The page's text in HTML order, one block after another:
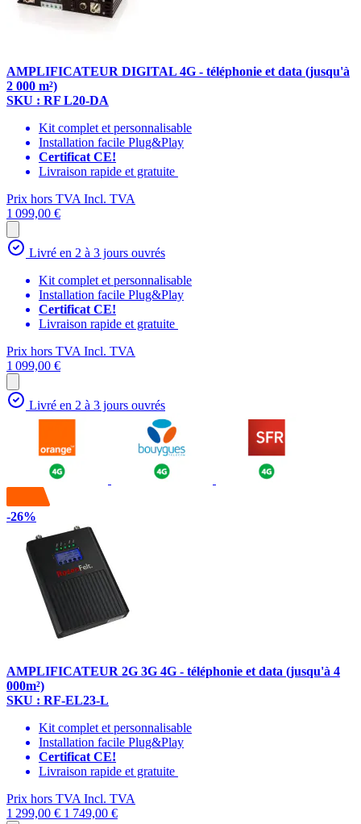
AMPLIFICATEUR DIGITAL 4G - téléphonie et data (jusqu'à
2 000 m²)
SKU : RF L20-DA
Kit complet et personnalisable
Installation facile Plug&Play
Certificat CE!
Livraison rapide et gratuite
Prix hors TVAIncl. TVA
1 099,00 €
Livré en 2 à 3 jours ouvrés
Kit complet et personnalisable
Installation facile Plug&Play
Certificat CE!
Livraison rapide et gratuite
Prix hors TVAIncl. TVA
1 099,00 €
Livré en 2 à 3 jours ouvrés
-26%
AMPLIFICATEUR 2G 3G 4G - téléphonie et data (jusqu'à 4
000m²)
SKU : RF-EL23-L
Kit complet et personnalisable
Installation facile Plug&Play
Certificat CE!
Livraison rapide et gratuite
Prix hors TVAIncl. TVA
1 299,00 € 1 749,00 €